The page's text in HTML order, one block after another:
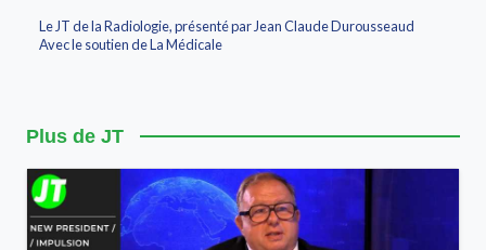
Le JT de la Radiologie, présenté par Jean Claude Durousseaud
Avec le soutien de La Médicale
Plus de JT